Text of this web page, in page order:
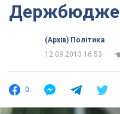
(Архів) Політика
12.09.2013 16:53
0